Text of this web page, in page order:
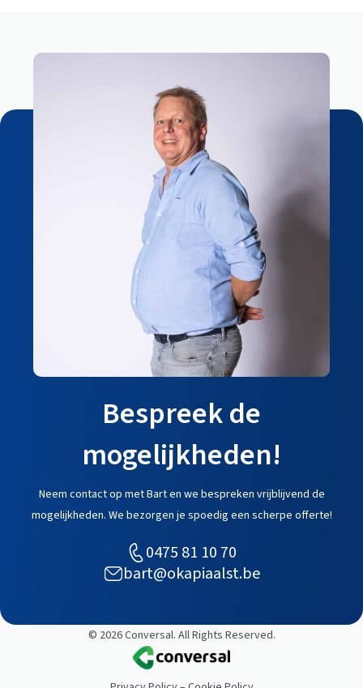
Bespreek de
mogelijkheden!
Neem contact op met Bart en we bespreken vrijblijvend de
mogelijkheden. We bezorgen je spoedig een scherpe offerte!
0475 81 10 70
bart@okapiaalst.be
© 2026 Conversal. All Rights Reserved.